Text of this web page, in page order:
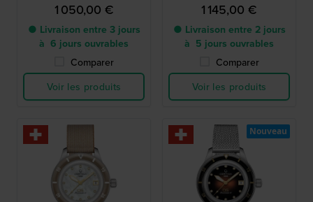
1 050,00 €
● Livraison entre 3 jours
à 6 jours ouvrables
Comparer
Voir les produits
1 145,00 €
● Livraison entre 2 jours
à 5 jours ouvrables
Comparer
Voir les produits
Nouveau